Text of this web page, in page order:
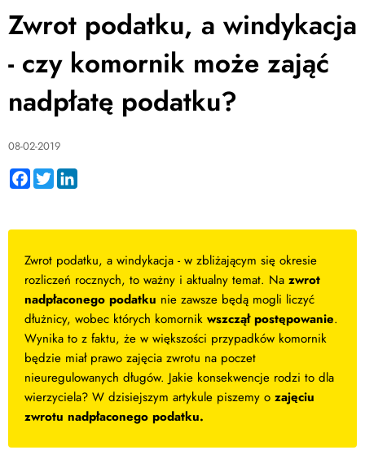
Zwrot podatku, a windykacja
- czy komornik może zająć
nadpłatę podatku?
08-02-2019
Facebook
Twitter
Zwrot podatku, a windykacja - w zbliżającym się okresie
rozliczeń rocznych, to ważny i aktualny temat. Na zwrot
nadpłaconego podatku nie zawsze będą mogli liczyć
dłużnicy, wobec których komornik wszczął postępowanie.
Wynika to z faktu, że w większości przypadków komornik
będzie miał prawo zajęcia zwrotu na poczet
nieuregulowanych długów. Jakie konsekwencje rodzi to dla
wierzyciela? W dzisiejszym artykule piszemy o zajęciu
zwrotu nadpłaconego podatku.